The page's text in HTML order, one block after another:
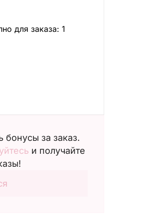
для заказа: 1
бонусы за заказ.
и получайте